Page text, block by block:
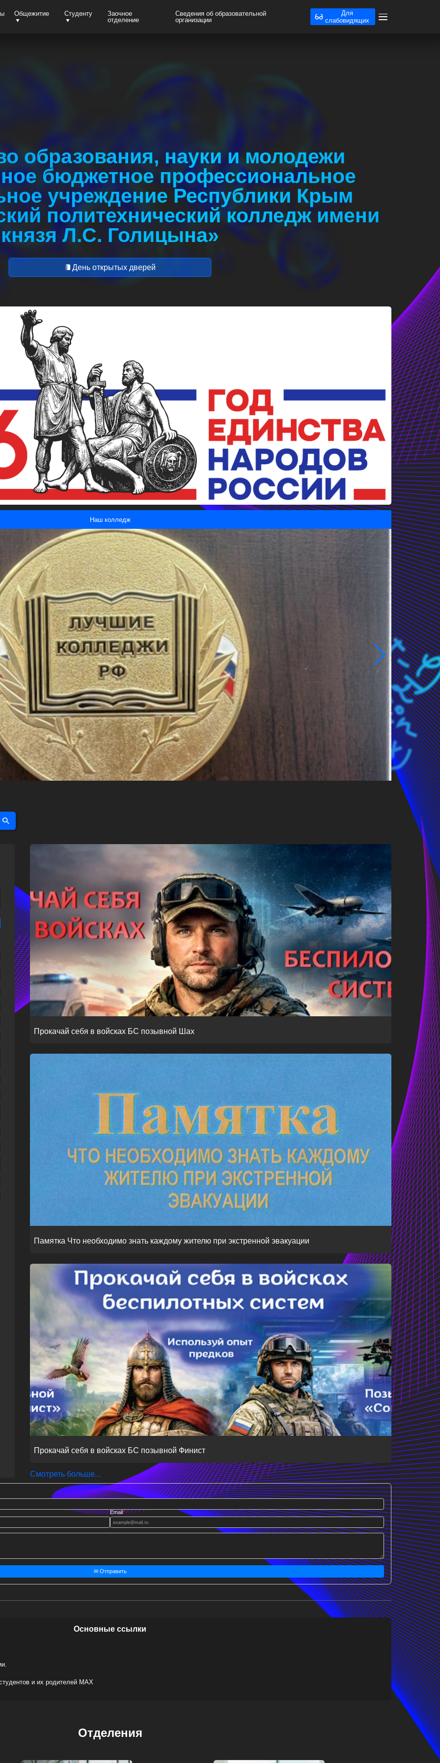
Общежитие Студенту
Заочное
отделение
Сведения об образовательной
организации
Для
слабовидящих
образования, науки и молодежи
бюджетное профессиональное
учреждение Республики Крым
политехнический колледж имени
князя Л.С. Голицына»
День открытых дверей
Наш колледж
Прокачай себя в войсках БС позывной Шах
Памятка Что необходимо знать каждому жителю при экстренной эвакуации
Прокачай себя в войсках БС позывной Финист
Смотреть больше...
Email*
✉ Отправить
Основные ссылки
и их родителей МАХ
Отделения